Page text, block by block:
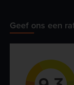
Geef ons een